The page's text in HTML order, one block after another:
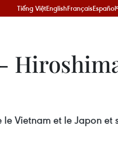
Tiếng ViệtEnglishFrançaisEspañol
Vietnam et le Japon et